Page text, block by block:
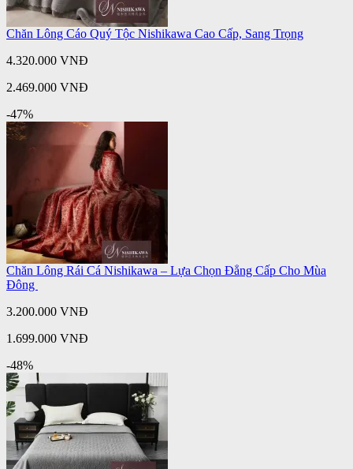
Chăn Lông Cáo Quý Tộc Nishikawa Cao Cấp, Sang Trọng
4.320.000 VNĐ
2.469.000 VNĐ
-47%
Chăn Lông Rái Cá Nishikawa – Lựa Chọn Đẳng Cấp Cho Mùa
Đông
3.200.000 VNĐ
1.699.000 VNĐ
-48%